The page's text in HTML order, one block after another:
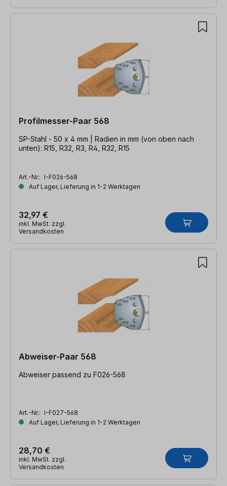
Profilmesser-Paar 568
SP-Stahl - 50 x 4 mm | Radien in mm (von oben nach
unten): R15, R32, R3, R4, R32, R15
Art.-Nr.: I-F026-568
Auf Lager, Lieferung in 1-2 Werktagen
32,97 €
inkl. MwSt. zzgl.
Versandkosten
Abweiser-Paar 568
Abweiser passend zu F026-568
Art.-Nr.: I-F027-568
Auf Lager, Lieferung in 1-2 Werktagen
28,70 €
inkl. MwSt. zzgl.
Versandkosten